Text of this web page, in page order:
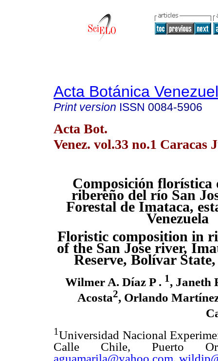
Acta Botánica
Print version ISSN 0084-5906
Acta Bot.
Venez. vol.33 no.1 Caracas
Composición florística
ribereño del río San
Forestal de Imataca,
Venezuela
Floristic composition in
of the San Jose river,
Reserve, Bolívar State,
Wilmer A. Díaz P . 1, Janeth
Acosta2, Orlando
1Universidad Nacional
Calle Chile, Puerto